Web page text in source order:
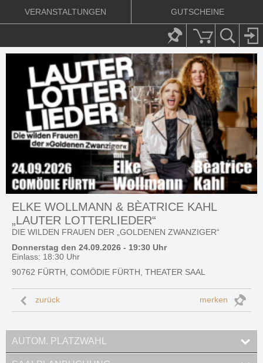
VERANSTALTUNGEN GUTSCHEINE
ELKE WOLLMANN & BÈATRICE KAHL
„LAUTER LOTTERLIEDER“
DIE WILDEN FRAUEN DER „GOLDENEN ZWANZIGER“
Donnerstag den 24.09.2026 - 19:30 Uhr
Einlass: 18:30 Uhr
90762 FÜRTH, COMÖDIE FÜRTH, THEATER SAAL
zurück merken
AUTOM. PLATZWAHL